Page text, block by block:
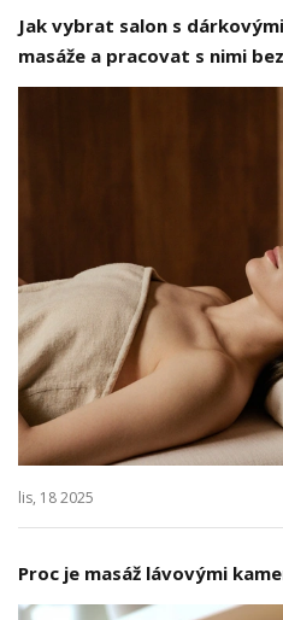
Jak vybrat salon s
masáže a pracovat s nimi
lis, 18 2025
Proc je masáž lávovými